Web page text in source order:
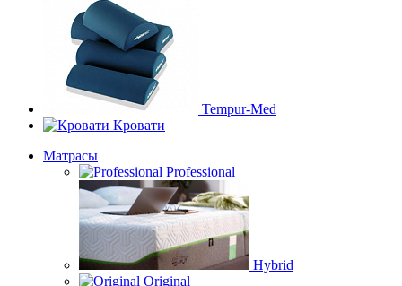
Tempur-Med
Кровати
Матрасы
Professional
Hybrid
Original